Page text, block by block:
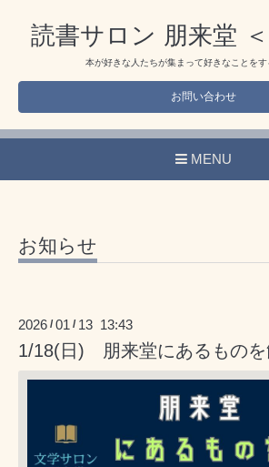
読書サロン 朋来堂
本が好きな人たちが集まって好きなことをす
お問い合わせ
MENU
お知らせ
2026 /01 / 13 13:43
1/18(日) 朋来堂にあるものを